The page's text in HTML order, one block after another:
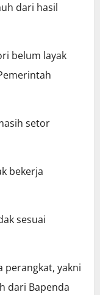
dari hasil
belum layak
setor
bekerja
sesuai
perangkat, yakni
dari Bapenda